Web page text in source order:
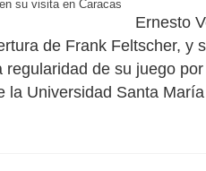
Ernesto
de Frank Feltscher, y
regularidad de su juego
la Universidad Santa